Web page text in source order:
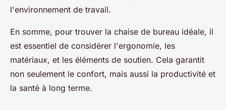
l'environnement de travail.
En somme, pour trouver la chaise de bureau idéale, il
est essentiel de considérer l'ergonomie, les
matériaux, et les éléments de soutien. Cela garantit
non seulement le confort, mais aussi la productivité et
la santé à long terme.